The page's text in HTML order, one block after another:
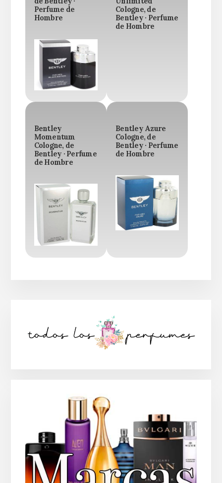
Perfume de
Hombre
Cologne, de
Bentley · Perfume
de Hombre
Bentley
Momentum
Cologne, de
Bentley · Perfume
de Hombre
Bentley Azure
Cologne, de
Bentley · Perfume
de Hombre
lateral